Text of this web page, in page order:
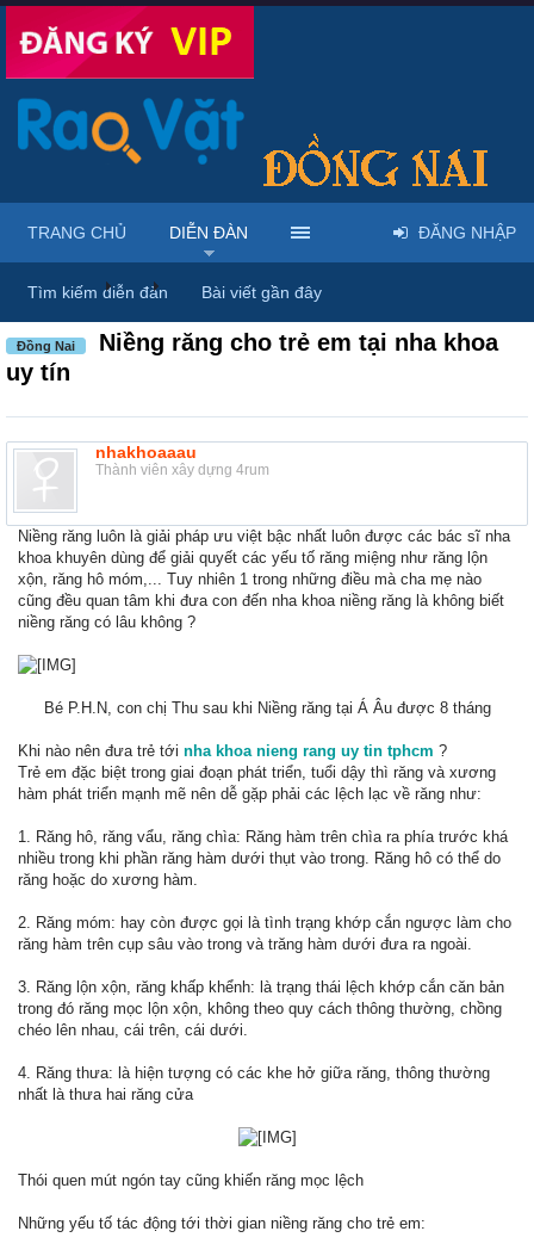
Diễn đàn ... Rao vặt tổng hợp - Uy tín - Miễn phí
Đồng Nai
Niềng răng cho trẻ em tại nha khoa
uy tín
nhakhoaaau
Thành viên xây dựng 4rum
Niềng răng luôn là giải pháp ưu việt bậc nhất luôn được các bác sĩ nha
khoa khuyên dùng để giải quyết các yếu tố răng miệng như răng lộn
xộn, răng hô móm,... Tuy nhiên 1 trong những điều mà cha mẹ nào
cũng đều quan tâm khi đưa con đến nha khoa niềng răng là không biết
niềng răng có lâu không ?
Bé P.H.N, con chị Thu sau khi Niềng răng tại Á Âu được 8 tháng​
Khi nào nên đưa trẻ tới nha khoa nieng rang uy tin tphcm ?
Trẻ em đặc biệt trong giai đoạn phát triển, tuổi dậy thì răng và xương
hàm phát triển mạnh mẽ nên dễ gặp phải các lệch lạc về răng như:
1. Răng hô, răng vẩu, răng chìa: Răng hàm trên chìa ra phía trước khá
nhiều trong khi phần răng hàm dưới thụt vào trong. Răng hô có thể do
răng hoặc do xương hàm.
2. Răng móm: hay còn được gọi là tình trạng khớp cắn ngược làm cho
răng hàm trên cụp sâu vào trong và trăng hàm dưới đưa ra ngoài.
3. Răng lộn xộn, răng khấp khểnh: là trạng thái lệch khớp cắn căn bản
trong đó răng mọc lộn xộn, không theo quy cách thông thường, chồng
chéo lên nhau, cái trên, cái dưới.
4. Răng thưa: là hiện tượng có các khe hở giữa răng, thông thường
nhất là thưa hai răng cửa
Thói quen mút ngón tay cũng khiến răng mọc lệch
Những yếu tố tác động tới thời gian niềng răng cho trẻ em:
TRANG CHỦ DIỄN ĐÀN
Tìm kiếm diễn đàn Bài viết gần đây
ĐĂNG NHẬP